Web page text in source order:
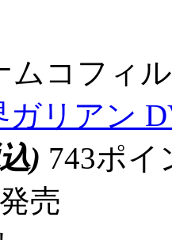
ムコフィ
ガリアン
) 743ポ
売